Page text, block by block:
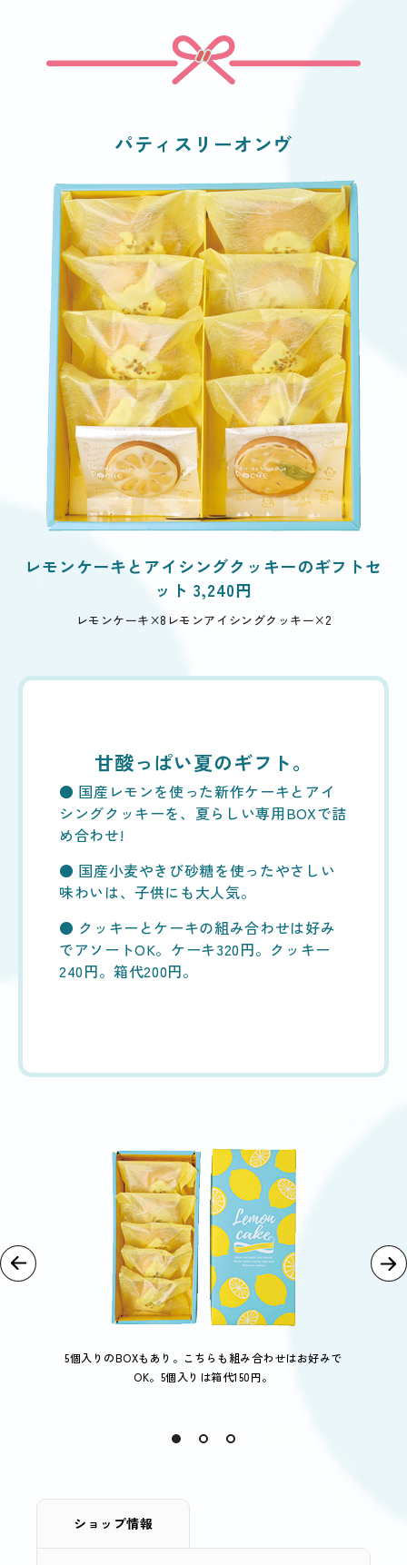
パティスリーオンヴ
レモンケーキとアイシングクッキーのギフトセ
ット 3,240円
レモンケーキ×8 レモンアイシングクッキー×2
甘酸っぱい夏のギフト。
● 国産レモンを使った新作ケーキとアイ
シングクッキーを、夏らしい専用BOXで詰
め合わせ!
● 国産小麦やきび砂糖を使ったやさしい
味わいは、子供にも大人気。
● クッキーとケーキの組み合わせは好み
でアソートOK。ケーキ320円。クッキー
240円。箱代200円。
5個入りのBOXもあり。こちらも組み合わせはお好みで
OK。5個入りは箱代150円。
ショップ情報